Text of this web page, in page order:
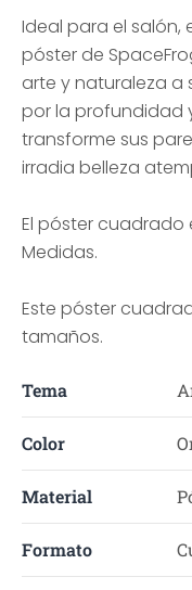
Ideal para el salón,
póster de
arte y naturaleza a
por la profundidad
transforme sus
irradia belleza
El póster cuadrado
Medidas.
Este póster
tamaños.
Tema
Color
Material
Formato